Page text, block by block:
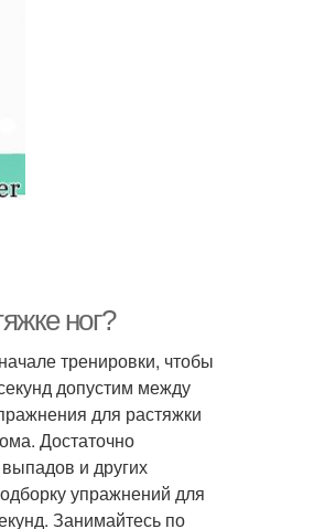
ног?
тренировки, чтобы
допустим между
для растяжки
Достаточно
и других
упражнений для
Занимайтесь по